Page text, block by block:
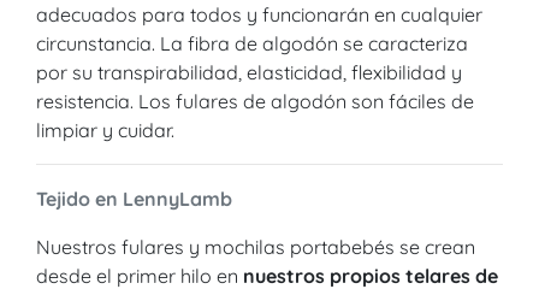
adecuados para todos y funcionarán en cualquier
circunstancia. La fibra de algodón se caracteriza
por su transpirabilidad, elasticidad, flexibilidad y
resistencia. Los fulares de algodón son fáciles de
limpiar y cuidar.
Tejido en LennyLamb
Nuestros fulares y mochilas portabebés se crean
desde el primer hilo en nuestros propios telares de